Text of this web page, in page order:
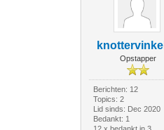
knottervinkel
Opstapper
Berichten: 12
Topics: 2
Lid sinds: Dec 2020
Bedankt: 1